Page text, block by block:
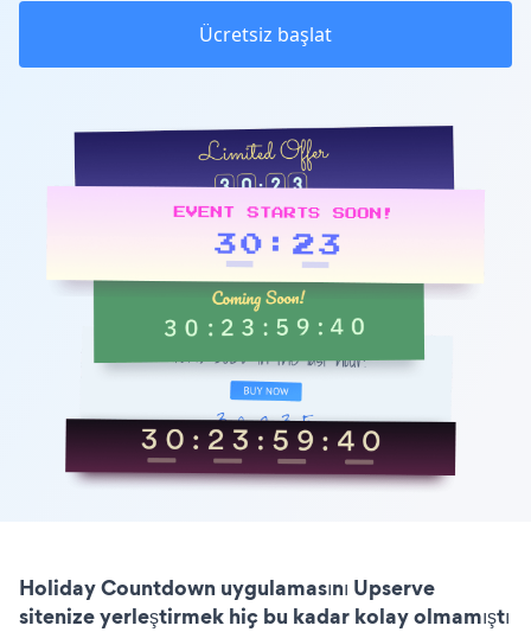
Ücretsiz başlat
Holiday Countdown uygulamasını Upserve
sitenize yerleştirmek hiç bu kadar kolay olmamıştı